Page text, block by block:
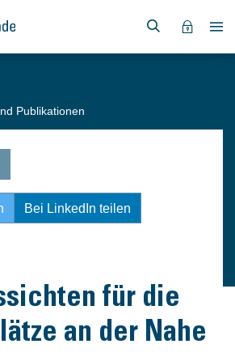
Publikationen
Bei LinkedIn teilen
für die
an der Nahe